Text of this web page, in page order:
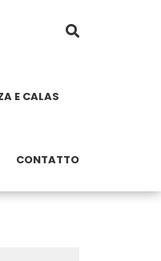
E CALAS
CONTATTO